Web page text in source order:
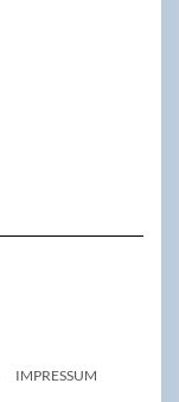
IMPRESSUM